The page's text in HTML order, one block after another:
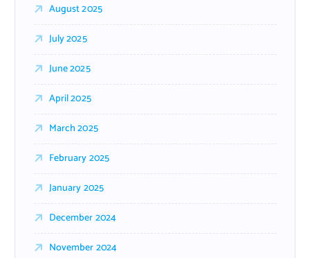
August 2025
July 2025
June 2025
April 2025
March 2025
February 2025
January 2025
December 2024
November 2024